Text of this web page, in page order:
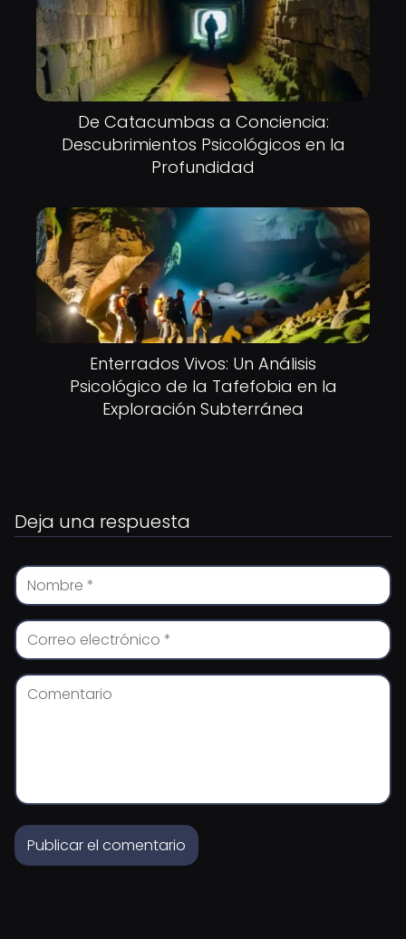
De Catacumbas a Conciencia:
Descubrimientos Psicológicos en la
Profundidad
Enterrados Vivos: Un Análisis
Psicológico de la Tafefobia en la
Exploración Subterránea
Deja una respuesta